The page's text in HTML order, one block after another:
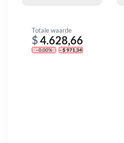
Totale waarde
$4.628,66
- 0,00% - $ 971,34